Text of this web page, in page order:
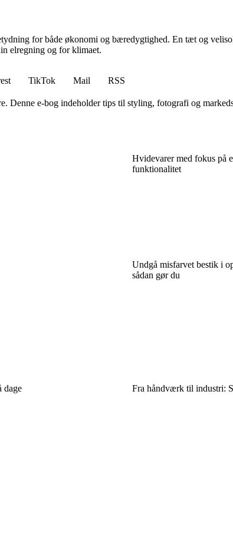
for både økonomi og bæredygtighed. En tæt og
elregning og for klimaet.
TikTok Mail
RSS
e-bog indeholder tips til styling, fotografi og
Hvidevarer med fokus på
funktionalitet
Undgå misfarvet bestik i
sådan gør du
dage Fra håndværk til industri: